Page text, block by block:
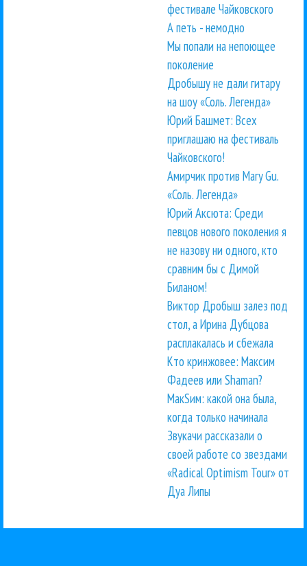
фестивале Чайковского
А петь - немодно
Мы попали на непоющее
поколение
Дробышу не дали гитару
на шоу «Соль. Легенда»
Юрий Башмет: Всех
приглашаю на фестиваль
Чайковского!
Амирчик против Mary Gu.
«Соль. Легенда»
Юрий Аксюта: Среди
певцов нового поколения я
не назову ни одного, кто
сравним бы с Димой
Биланом!
Виктор Дробыш залез под
стол, а Ирина Дубцова
расплакалась и сбежала
Кто кринжовее: Максим
Фадеев или Shaman?
МакSим: какой она была,
когда только начинала
Звукачи рассказали о
своей работе со звездами
«Radical Optimism Tour» от
Дуа Липы